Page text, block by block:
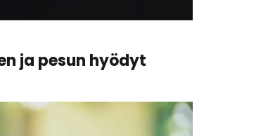
ja pesun hyödyt